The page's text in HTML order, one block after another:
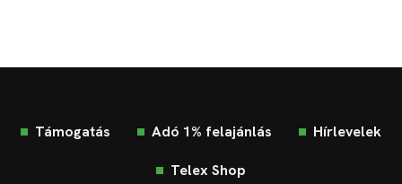
Támogatás Adó 1% felajánlás Hírlevelek
Telex Shop